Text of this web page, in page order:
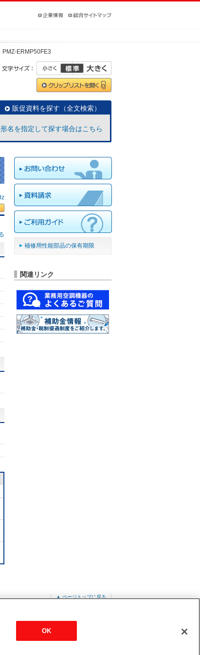
PMZ-ERMP50FE3
販促資料を探す（全文検索）
名を指定して探す場合はこちら
補修用性能部品の保有期限
関連リンク
▲ ページトップに戻る
PMZ-ERMP50FE3
OK